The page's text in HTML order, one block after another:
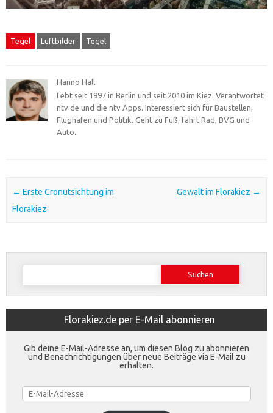
Tegel Luftbilder Tegel
Hanno Hall
Lebt seit 1997 in Berlin und seit 2010 im Kiez. Verantwortet
ntv.de und die ntv Apps. Interessiert sich für Baustellen,
Flughäfen und Politik. Geht zu Fuß, fährt Rad, BVG und
Auto.
Post navigation
← Erste Cronutsichtung im
Florakiez
Gewalt im Florakiez →
Suchen
Florakiez.de per E-Mail abonnieren
Gib deine E-Mail-Adresse an, um diesen Blog zu abonnieren
und Benachrichtigungen über neue Beiträge via E-Mail zu
erhalten.
E-
Mail-
Adresse